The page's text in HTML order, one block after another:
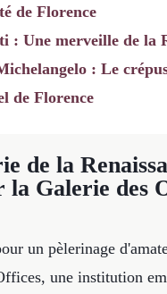
de Florence
: Une merveille de la
: Le
de Florence
de la
la Galerie des
un pèlerinage
une institution